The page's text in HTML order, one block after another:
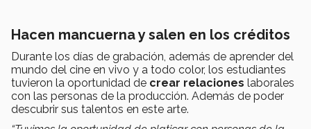
Hacen mancuerna y salen en los créditos
Durante los días de grabación, además de aprender del
mundo del cine en vivo y a todo color, los estudiantes
tuvieron la oportunidad de crear relaciones laborales
con las personas de la producción. Además de poder
descubrir sus talentos en este arte.